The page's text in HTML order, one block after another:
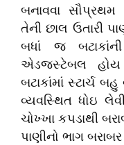
બનાવવા સૌપ્રથમ
તેની છાલ ઉતારી
બધાં જ
એડજસ્ટેબલ હોય
બટાકાંમાં સ્ટાર્ચ
વ્યવસ્થિત ધોઇ
ચોખ્ખા કપડાથી
પાણીનો ભાગ